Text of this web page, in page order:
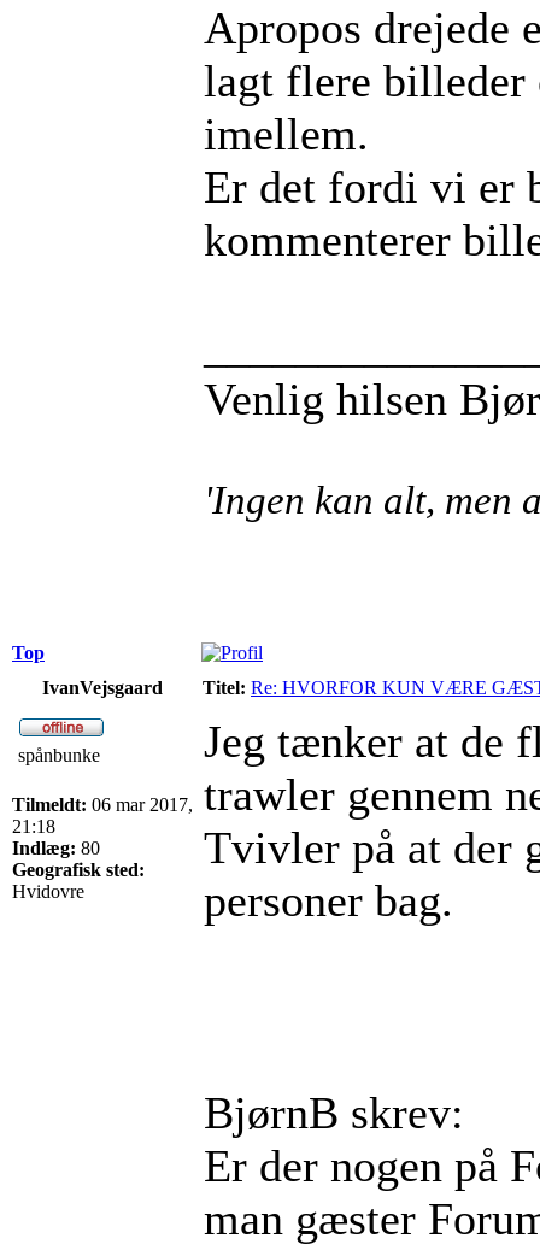
Apropos drejede
lagt flere billeder
imellem.
Er det fordi vi er
kommenterer
Venlig hilsen
'Ingen kan alt, men
Top
IvanVejsgaard
Titel: Re: HVORFOR KUN VÆRE
spånbunke
Tilmeldt: 06 mar 2017,
21:18
Indlæg: 80
Geografisk sted:
Hvidovre
Jeg tænker at de
trawler gennem
Tvivler på at der
personer bag.
BjørnB skrev:
Er der nogen på
man gæster